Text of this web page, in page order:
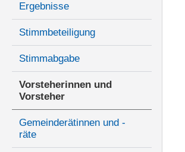
Ergebnisse
Stimmbeteiligung
Stimmabgabe
Vorsteherinnen und
Vorsteher
Gemeinderätinnen und -
räte